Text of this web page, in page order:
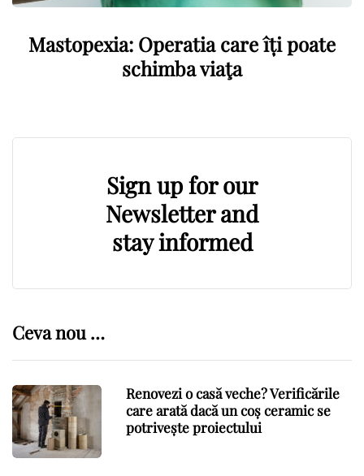
Mastopexia: Operatia care îți poate
schimba viaţa
Sign up for our
Newsletter and
stay informed
Ceva nou …
Renovezi o casă veche? Verificările
care arată dacă un coș ceramic se
potrivește proiectului